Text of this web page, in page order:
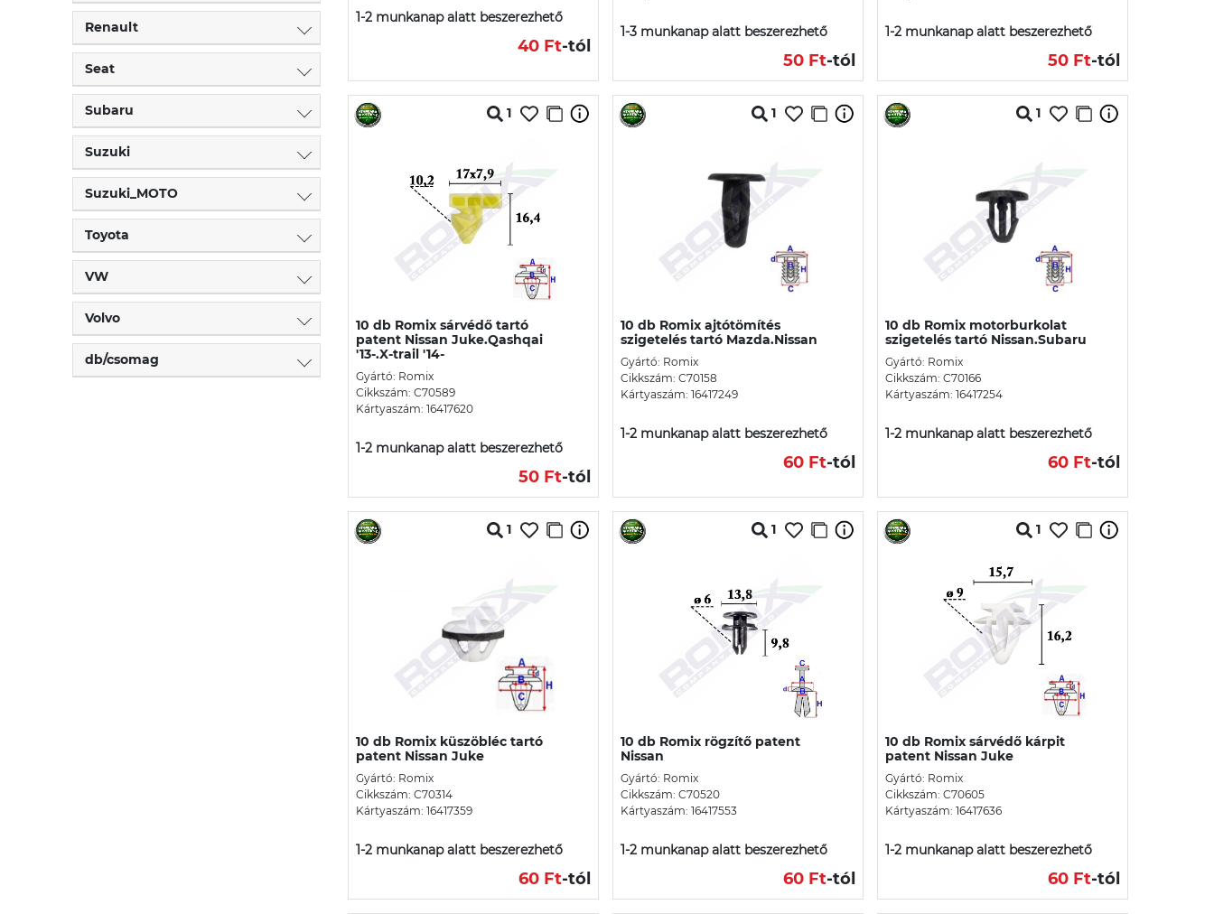
Renault
Seat
Subaru
Suzuki
Suzuki_MOTO
Toyota
VW
Volvo
db/csomag
1-2 munkanap alatt beszerezhető
40 Ft-tól
1-3 munkanap alatt beszerezhető
50 Ft-tól
1-2 munkanap alatt beszerezhető
50 Ft-tól
1
10 db Romix sárvédő tartó
patent Nissan Juke.Qashqai
'13-.X-trail '14-
Gyártó: Romix
Cikkszám: C70589
Kártyaszám: 16417620
1-2 munkanap alatt beszerezhető
50 Ft-tól
1
10 db Romix ajtótömítés
szigetelés tartó Mazda.Nissan
Gyártó: Romix
Cikkszám: C70158
Kártyaszám: 16417249
1-2 munkanap alatt beszerezhető
60 Ft-tól
1
10 db Romix motorburkolat
szigetelés tartó Nissan.Subaru
Gyártó: Romix
Cikkszám: C70166
Kártyaszám: 16417254
1-2 munkanap alatt beszerezhető
60 Ft-tól
1
10 db Romix küszöbléc tartó
patent Nissan Juke
Gyártó: Romix
Cikkszám: C70314
Kártyaszám: 16417359
1-2 munkanap alatt beszerezhető
60 Ft-tól
1
10 db Romix rögzítő patent
Nissan
Gyártó: Romix
Cikkszám: C70520
Kártyaszám: 16417553
1-2 munkanap alatt beszerezhető
60 Ft-tól
1
10 db Romix sárvédő kárpit
patent Nissan Juke
Gyártó: Romix
Cikkszám: C70605
Kártyaszám: 16417636
1-2 munkanap alatt beszerezhető
60 Ft-tól